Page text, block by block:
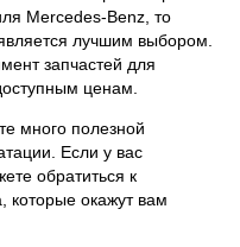
Mercedes-Benz, то
лучшим выбором.
запчастей для
ценам.
много полезной
Если у вас
обратиться к
которые окажут вам